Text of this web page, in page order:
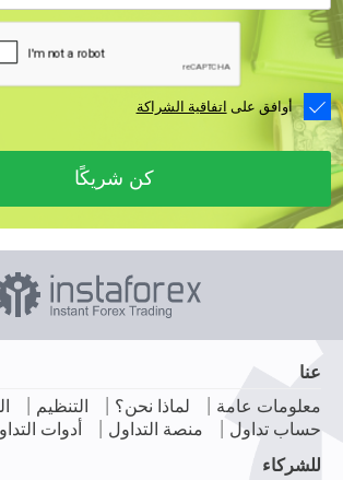
أوافق على اتفاقية الشراكة
كن شريكًا
عنا
معلومات عامة | لماذا نحن؟ | التنظيم |
حساب تداول | منصة التداول |
أدوات
للشركاء